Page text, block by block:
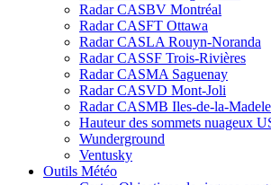
Radar CASBV Montréal
Radar CASFT Ottawa
Radar CASLA Rouyn-Noranda
Radar CASSF Trois-Rivières
Radar CASMA Saguenay
Radar CASVD Mont-Joli
Radar CASMB Iles-de-la-
Hauteur des sommets nuageux
Wunderground
Ventusky
Outils Météo